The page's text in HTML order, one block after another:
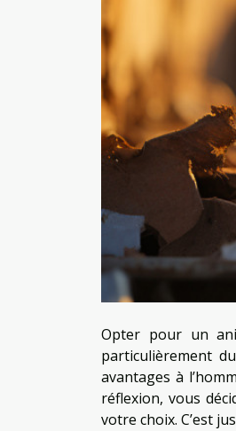
Opter pour un
particulièrement
avantages à
réflexion, vous
votre choix. C’est